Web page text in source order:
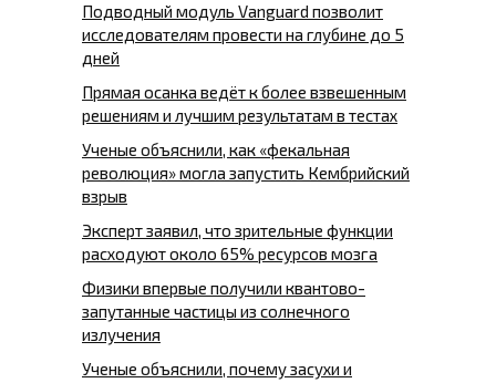
Подводный модуль Vanguard позволит
исследователям провести на глубине до 5
дней
Прямая осанка ведёт к более взвешенным
решениям и лучшим результатам в тестах
Ученые объяснили, как «фекальная
революция» могла запустить Кембрийский
взрыв
Эксперт заявил, что зрительные функции
расходуют около 65% ресурсов мозга
Физики впервые получили квантово-
запутанные частицы из солнечного
излучения
Ученые объяснили, почему засухи и